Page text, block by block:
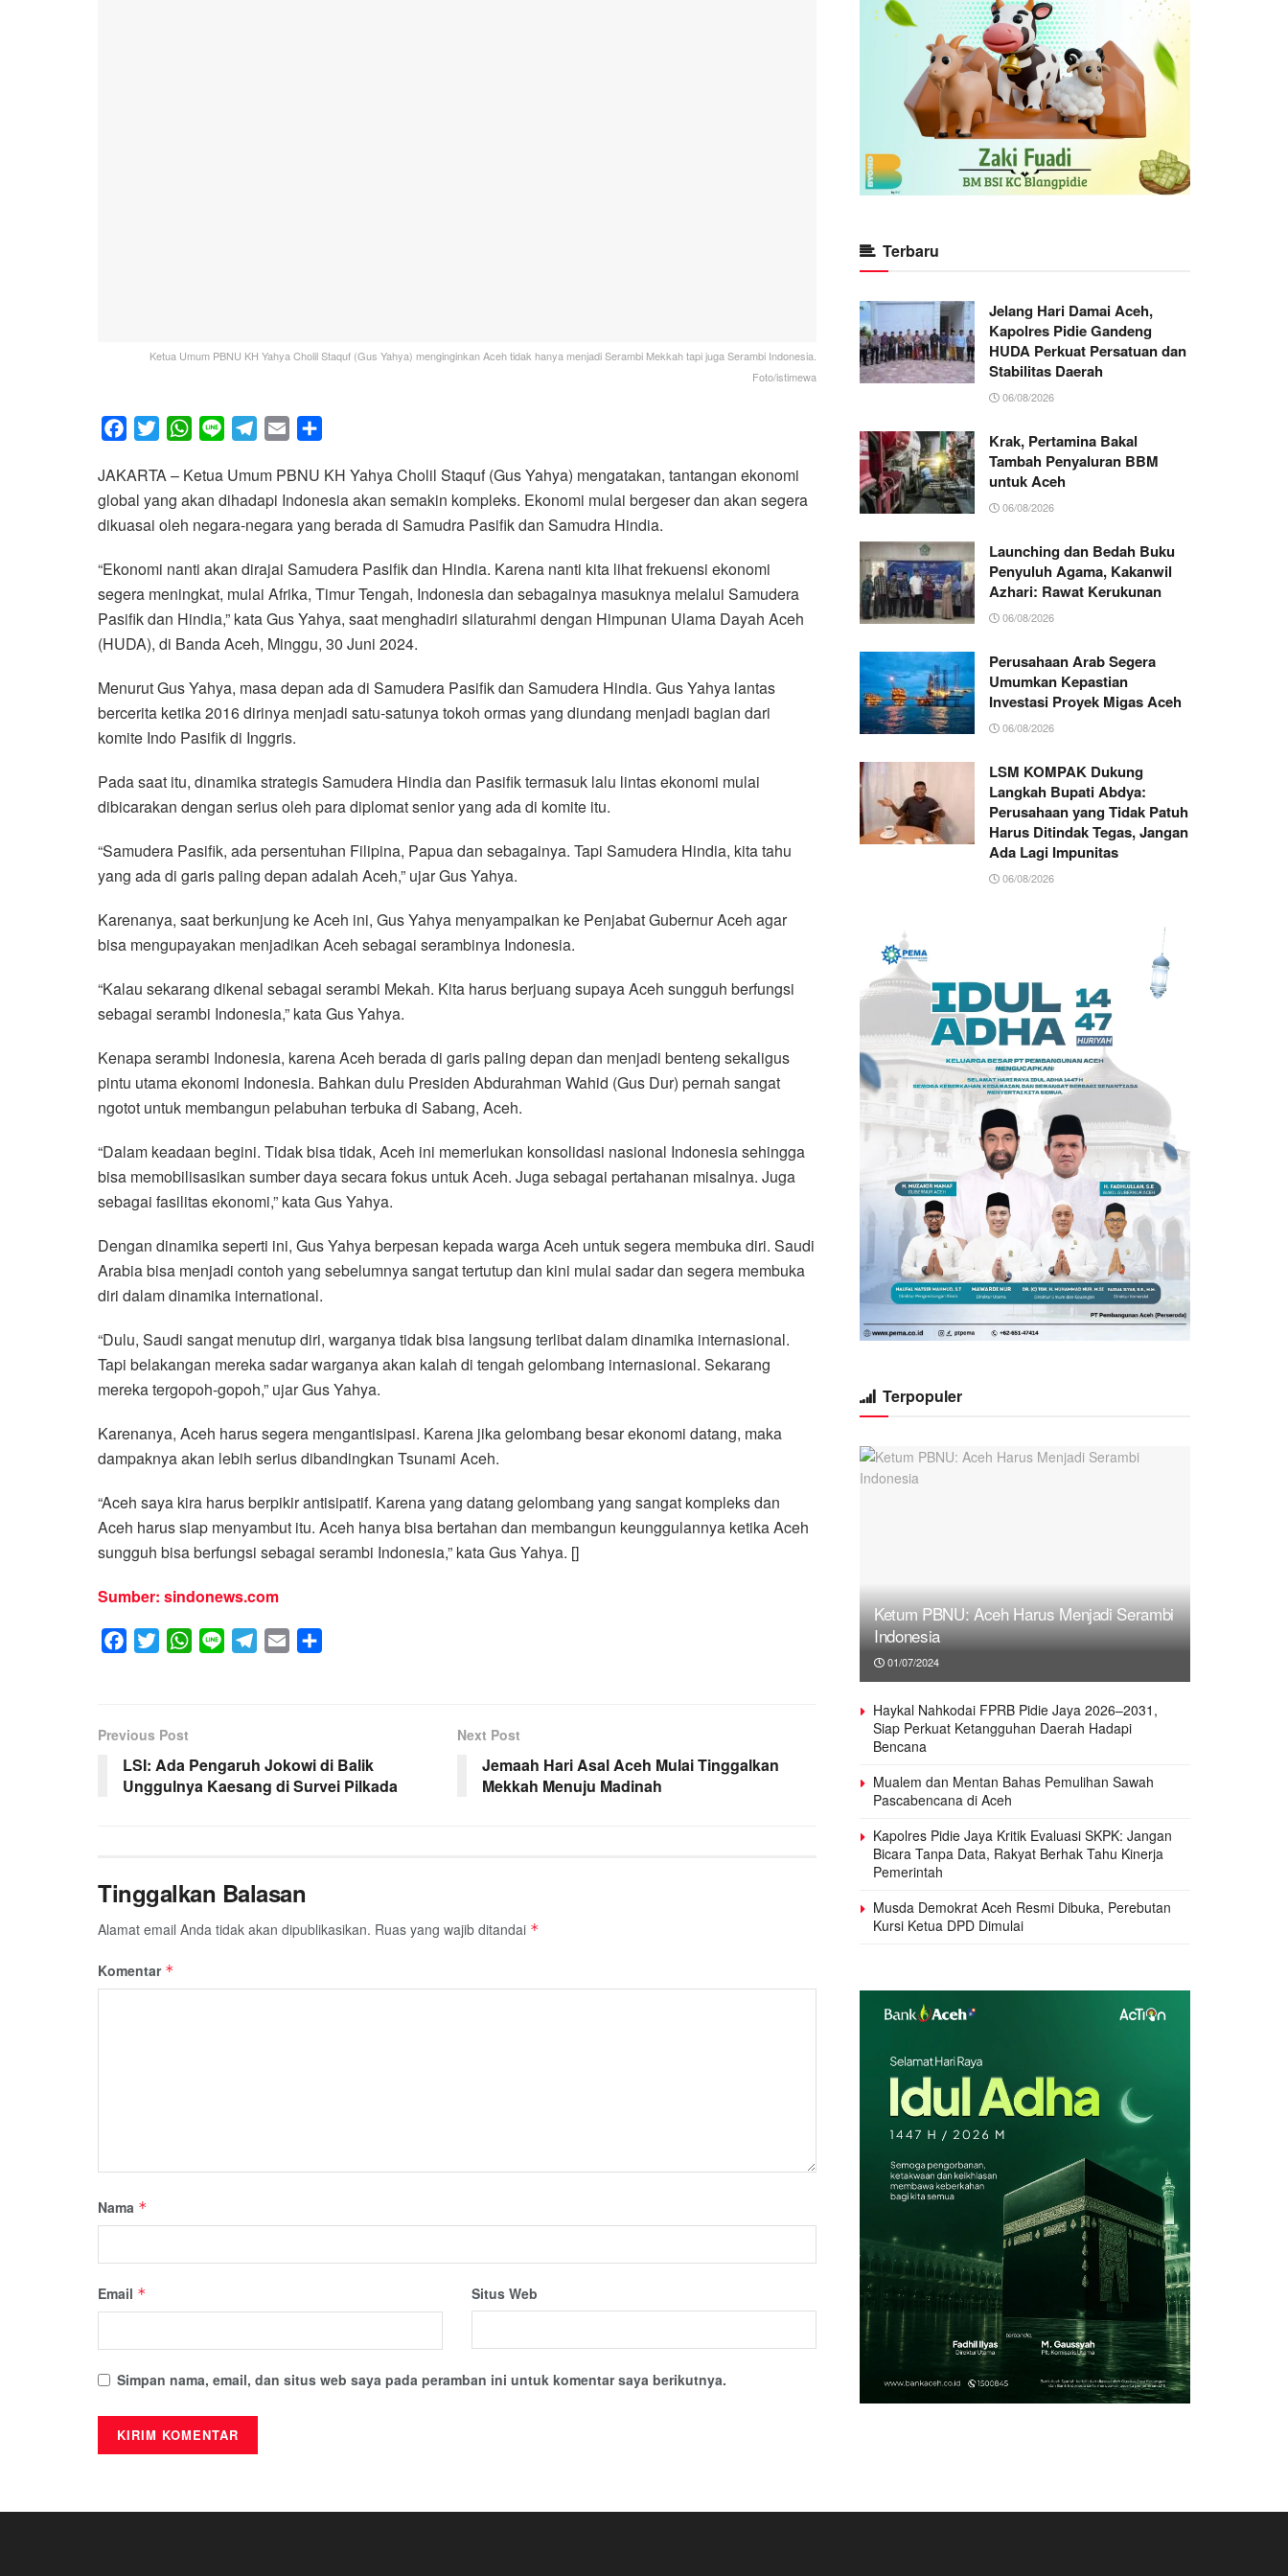
Ketua Umum PBNU KH Yahya Cholil Staquf (Gus Yahya) menginginkan Aceh tidak hanya menjadi Serambi Mekkah tapi juga Serambi Indonesia.
Foto/istimewa
c
e
b
o
k
i
t
t
r
W
a
t
s
p
p
n
e
l
e
g
a
m
a
i
l
a
r
e
JAKARTA – Ketua Umum PBNU KH Yahya Cholil Staquf (Gus Yahya) mengatakan, tantangan ekonomi
global yang akan dihadapi Indonesia akan semakin kompleks. Ekonomi mulai bergeser dan akan segera
dikuasai oleh negara-negara yang berada di Samudra Pasifik dan Samudra Hindia.
“Ekonomi nanti akan dirajai Samudera Pasifik dan Hindia. Karena nanti kita lihat frekuensi ekonomi
segera meningkat, mulai Afrika, Timur Tengah, Indonesia dan sebagainya masuknya melalui Samudera
Pasifik dan Hindia,” kata Gus Yahya, saat menghadiri silaturahmi dengan Himpunan Ulama Dayah Aceh
(HUDA), di Banda Aceh, Minggu, 30 Juni 2024.
Menurut Gus Yahya, masa depan ada di Samudera Pasifik dan Samudera Hindia. Gus Yahya lantas
bercerita ketika 2016 dirinya menjadi satu-satunya tokoh ormas yang diundang menjadi bagian dari
komite Indo Pasifik di Inggris.
Pada saat itu, dinamika strategis Samudera Hindia dan Pasifik termasuk lalu lintas ekonomi mulai
dibicarakan dengan serius oleh para diplomat senior yang ada di komite itu.
“Samudera Pasifik, ada persentuhan Filipina, Papua dan sebagainya. Tapi Samudera Hindia, kita tahu
yang ada di garis paling depan adalah Aceh,” ujar Gus Yahya.
Karenanya, saat berkunjung ke Aceh ini, Gus Yahya menyampaikan ke Penjabat Gubernur Aceh agar
bisa mengupayakan menjadikan Aceh sebagai serambinya Indonesia.
“Kalau sekarang dikenal sebagai serambi Mekah. Kita harus berjuang supaya Aceh sungguh berfungsi
sebagai serambi Indonesia,” kata Gus Yahya.
Kenapa serambi Indonesia, karena Aceh berada di garis paling depan dan menjadi benteng sekaligus
pintu utama ekonomi Indonesia. Bahkan dulu Presiden Abdurahman Wahid (Gus Dur) pernah sangat
ngotot untuk membangun pelabuhan terbuka di Sabang, Aceh.
“Dalam keadaan begini. Tidak bisa tidak, Aceh ini memerlukan konsolidasi nasional Indonesia sehingga
bisa memobilisasikan sumber daya secara fokus untuk Aceh. Juga sebagai pertahanan misalnya. Juga
sebagai fasilitas ekonomi,” kata Gus Yahya.
Dengan dinamika seperti ini, Gus Yahya berpesan kepada warga Aceh untuk segera membuka diri. Saudi
Arabia bisa menjadi contoh yang sebelumnya sangat tertutup dan kini mulai sadar dan segera membuka
diri dalam dinamika international.
“Dulu, Saudi sangat menutup diri, warganya tidak bisa langsung terlibat dalam dinamika internasional.
Tapi belakangan mereka sadar warganya akan kalah di tengah gelombang internasional. Sekarang
mereka tergopoh-gopoh,” ujar Gus Yahya.
Karenanya, Aceh harus segera mengantisipasi. Karena jika gelombang besar ekonomi datang, maka
dampaknya akan lebih serius dibandingkan Tsunami Aceh.
“Aceh saya kira harus berpikir antisipatif. Karena yang datang gelombang yang sangat kompleks dan
Aceh harus siap menyambut itu. Aceh hanya bisa bertahan dan membangun keunggulannya ketika Aceh
sungguh bisa berfungsi sebagai serambi Indonesia,” kata Gus Yahya. []
Sumber: sindonews.com
b
o
o
t
e
r
W
A
p
r
a
Previous Post
LSI: Ada Pengaruh Jokowi di Balik
Unggulnya Kaesang di Survei Pilkada
Next Post
Jemaah Hari Asal Aceh Mulai Tinggalkan
Mekkah Menuju Madinah
Tinggalkan Balasan
Alamat email Anda tidak akan dipublikasikan. Ruas yang wajib ditandai *
Komentar *
Nama *
Email * Situs Web
Simpan nama, email, dan situs web saya pada peramban ini untuk komentar saya berikutnya.
Terbaru
Jelang Hari Damai Aceh,
Kapolres Pidie Gandeng
HUDA Perkuat Persatuan dan
Stabilitas Daerah
06/08/2026
Krak, Pertamina Bakal
Tambah Penyaluran BBM
untuk Aceh
06/08/2026
Launching dan Bedah Buku
Penyuluh Agama, Kakanwil
Azhari: Rawat Kerukunan
06/08/2026
Perusahaan Arab Segera
Umumkan Kepastian
Investasi Proyek Migas Aceh
06/08/2026
LSM KOMPAK Dukung
Langkah Bupati Abdya:
Perusahaan yang Tidak Patuh
Harus Ditindak Tegas, Jangan
Ada Lagi Impunitas
06/08/2026
Terpopuler
Ketum PBNU: Aceh Harus Menjadi Serambi
Indonesia
01/07/2024
Haykal Nahkodai FPRB Pidie Jaya 2026–2031,
Siap Perkuat Ketangguhan Daerah Hadapi
Bencana
Mualem dan Mentan Bahas Pemulihan Sawah
Pascabencana di Aceh
Kapolres Pidie Jaya Kritik Evaluasi SKPK: Jangan
Bicara Tanpa Data, Rakyat Berhak Tahu Kinerja
Pemerintah
Musda Demokrat Aceh Resmi Dibuka, Perebutan
Kursi Ketua DPD Dimulai